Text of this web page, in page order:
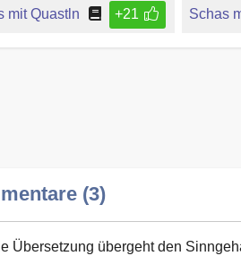
mit Quastln +21 Schas
(3)
Übersetzung übergeht den